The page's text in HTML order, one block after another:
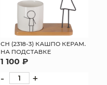
СН (2318-3) КАШПО КЕРАМ.
НА ПОДСТАВКЕ
1 100 ₽
- +